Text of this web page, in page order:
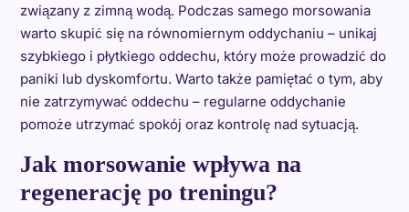
związany z zimną wodą. Podczas samego morsowania
warto skupić się na równomiernym oddychaniu – unikaj
szybkiego i płytkiego oddechu, który może prowadzić do
paniki lub dyskomfortu. Warto także pamiętać o tym, aby
nie zatrzymywać oddechu – regularne oddychanie
pomoże utrzymać spokój oraz kontrolę nad sytuacją.
Jak morsowanie wpływa na
regenerację po treningu?